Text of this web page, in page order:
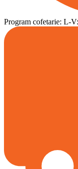
Program cofetarie: L-V: